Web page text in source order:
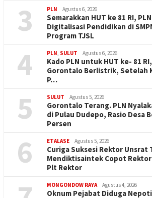
3 PLN Agustus 6, 2026
Semarakkan HUT ke 81 RI,
Digitalisasi Pendidikan di
Program TJSL
4 PLN SULUT Agustus 6, 2026
Kado PLN untuk HUT ke- 81
Gorontalo Berlistrik, Setelah
P…
5 SULUT Agustus 5, 2026
Gorontalo Terang. PLN
di Pulau Dudepo, Rasio Desa
Persen
6 ETALASE Agustus 5, 2026
Curiga Suksesi Rektor Unsrat
Mendiktisaintek Copot
Plt Rektor
MONGONDOW RAYA Agustus 4, 2026
Oknum Pejabat Diduga